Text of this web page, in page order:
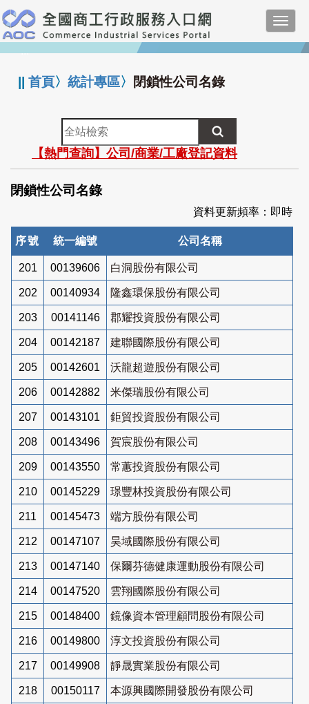
跳
到
主
要
:::
||首頁〉統計專區〉 閉鎖性公司名錄
全
站
檢
索
【熱門查詢】公司/商業/工廠登記資料
閉鎖性公司名錄
資料更新頻率：即時
序號 統一編號 公司名稱
201 00139606 白洞股份有限公司
202 00140934 隆鑫環保股份有限公司
203 00141146 郡耀投資股份有限公司
204 00142187 建聯國際股份有限公司
205 00142601 沃龍超遊股份有限公司
206 00142882 米傑瑞股份有限公司
207 00143101 鉅貿投資股份有限公司
208 00143496 賀宸股份有限公司
209 00143550 常蕙投資股份有限公司
210 00145229 璟豐林投資股份有限公司
211 00145473 端方股份有限公司
212 00147107 昊域國際股份有限公司
213 00147140 保爾芬德健康運動股份有限公司
214 00147520 雲翔國際股份有限公司
215 00148400 鏡像資本管理顧問股份有限公司
216 00149800 淳文投資股份有限公司
217 00149908 靜晟實業股份有限公司
218 00150117 本源興國際開發股份有限公司